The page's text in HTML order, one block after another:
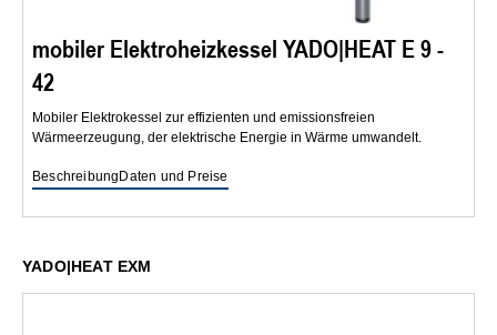
mobiler Elektroheizkessel YADO|HEAT E 9 -
42
Mobiler Elektrokessel zur effizienten und emissionsfreien
Wärmeerzeugung, der elektrische Energie in Wärme umwandelt.
Beschreibung Daten und Preise
YADO|HEAT EXM